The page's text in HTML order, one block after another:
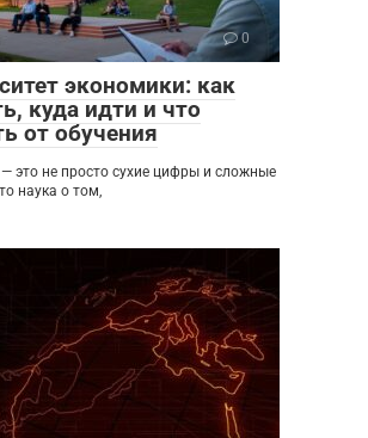
0
экономики: как
куда идти и что
от обучения
это не просто сухие цифры и сложные
наука о том,